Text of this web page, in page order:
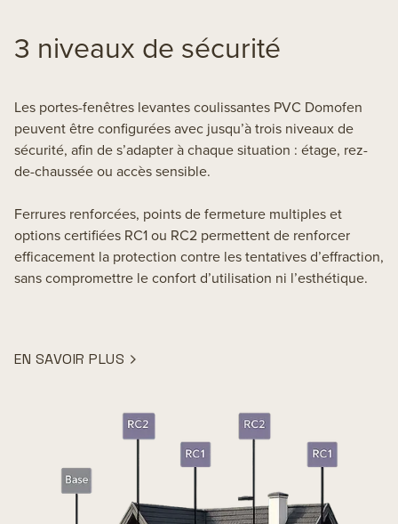
3 niveaux de sécurité
Les portes-fenêtres levantes coulissantes PVC Domofen
peuvent être configurées avec jusqu’à trois niveaux de
sécurité, afin de s’adapter à chaque situation : étage, rez-
de-chaussée ou accès sensible.
Ferrures renforcées, points de fermeture multiples et
options certifiées RC1 ou RC2 permettent de renforcer
efficacement la protection contre les tentatives d’effraction,
sans compromettre le confort d’utilisation ni l’esthétique.
EN SAVOIR PLUS